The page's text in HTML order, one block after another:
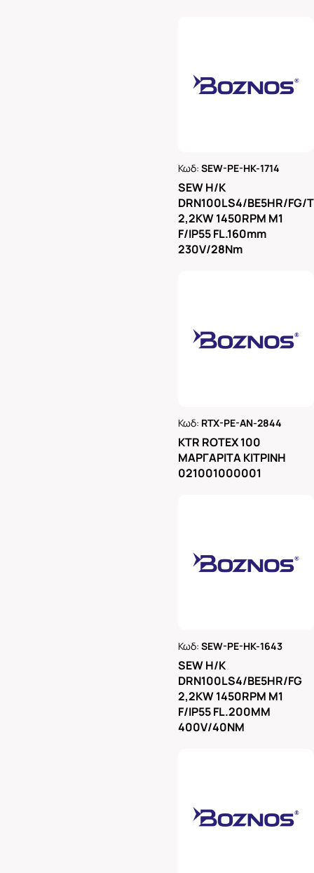
Κωδ:SEW-PE-HK-1714
SEW H/K
DRN100LS4/BE5HR/FG/
2,2KW 1450RPM M1
F/IP55 FL.160mm
230V/28Nm
Κωδ: RTX-PE-AN-2844
KTR ROTEX 100
ΜΑΡΓΑΡΙΤΑ ΚΙΤΡΙΝΗ
021001000001
Κωδ:SEW-PE-HK-1643
SEW H/K
DRN100LS4/BE5HR/FG
2,2KW 1450RPM M1
F/IP55 FL.200MM
400V/40NM